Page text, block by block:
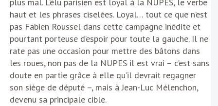
plus mal. L’élu parisien est loyal à la NUPES, le verbe
haut et les phrases ciselées. Loyal… tout ce que n’est
pas Fabien Roussel dans cette campagne inédite et
pourtant porteuse d’espoir pour toute la gauche. Il ne
rate pas une occasion pour mettre des bâtons dans
les roues, non pas de la NUPES il est vrai – c’est sans
doute en partie grâce à elle qu’il devrait regagner
son siège de député –, mais à Jean-Luc Mélenchon,
devenu sa principale cible.